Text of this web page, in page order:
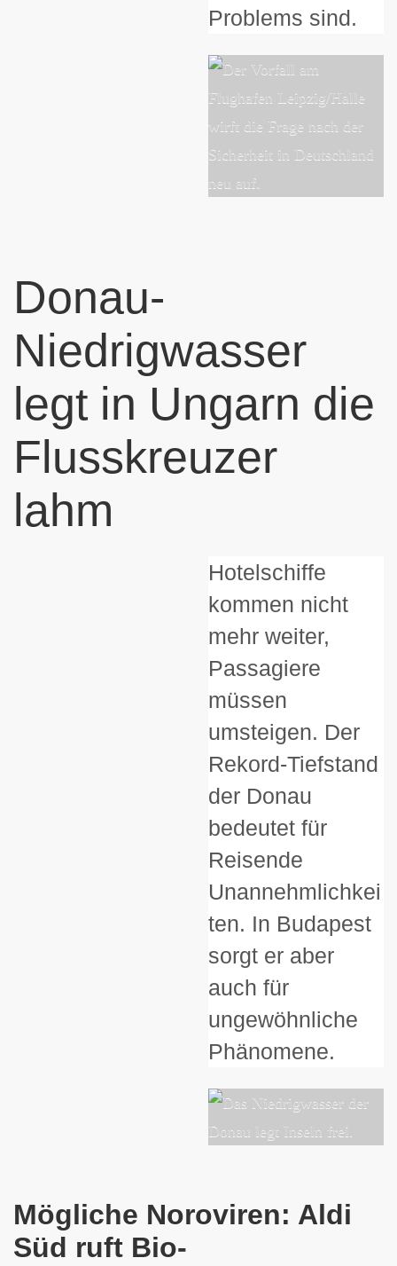
Problems sind.
Donau-
Niedrigwasser
legt in Ungarn die
Flusskreuzer
lahm
Hotelschiffe
kommen nicht
mehr weiter,
Passagiere
müssen
umsteigen. Der
Rekord-Tiefstand
der Donau
bedeutet für
Reisende
Unannehmlichkei
ten. In Budapest
sorgt er aber
auch für
ungewöhnliche
Phänomene.
Mögliche Noroviren: Aldi
Süd ruft Bio-